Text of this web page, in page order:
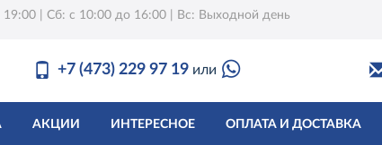
| Сб: с 10:00 до 16:00 | Вс: Выходной день
+7 (473) 229 97 19или
АКЦИИ ИНТЕРЕСНОЕ ОПЛАТА И ДОСТАВКА